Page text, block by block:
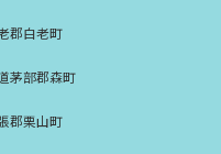
郡白老町
茅部郡森町
郡栗山町